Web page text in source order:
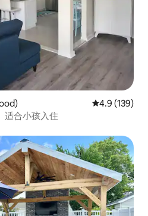
平均评分 4.9
4.9 (139)
适合小孩入住